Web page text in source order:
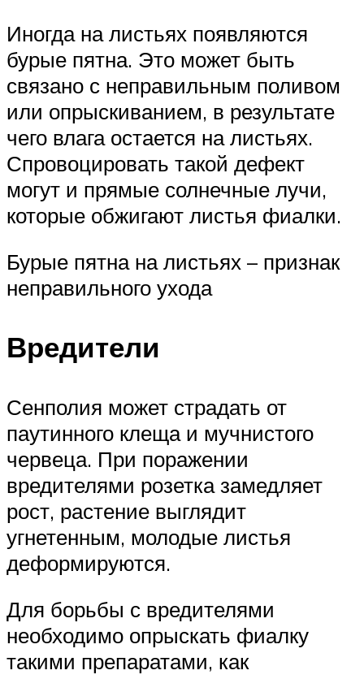
Иногда на листьях появляются
бурые пятна. Это может быть
связано с неправильным поливом
или опрыскиванием, в результате
чего влага остается на листьях.
Спровоцировать такой дефект
могут и прямые солнечные лучи,
которые обжигают листья фиалки.
Бурые пятна на листьях – признак
неправильного ухода
Вредители
Сенполия может страдать от
паутинного клеща и мучнистого
червеца. При поражении
вредителями розетка замедляет
рост, растение выглядит
угнетенным, молодые листья
деформируются.
Для борьбы с вредителями
необходимо опрыскать фиалку
такими препаратами, как